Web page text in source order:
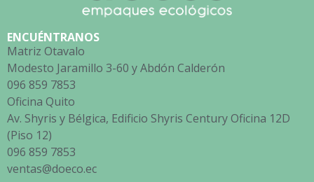
ENCUÉNTRANOS
Matriz Otavalo
Modesto Jaramillo 3-60 y Abdón Calderón
096 859 7853
Oficina Quito
Av. Shyris y Bélgica, Edificio Shyris Century Oficina 12D
(Piso 12)
096 859 7853
ventas@doeco.ec